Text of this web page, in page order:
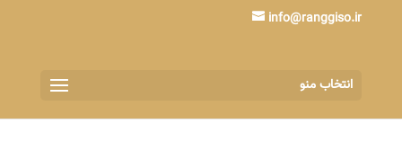
info@ranggiso.ir
انتخاب منو